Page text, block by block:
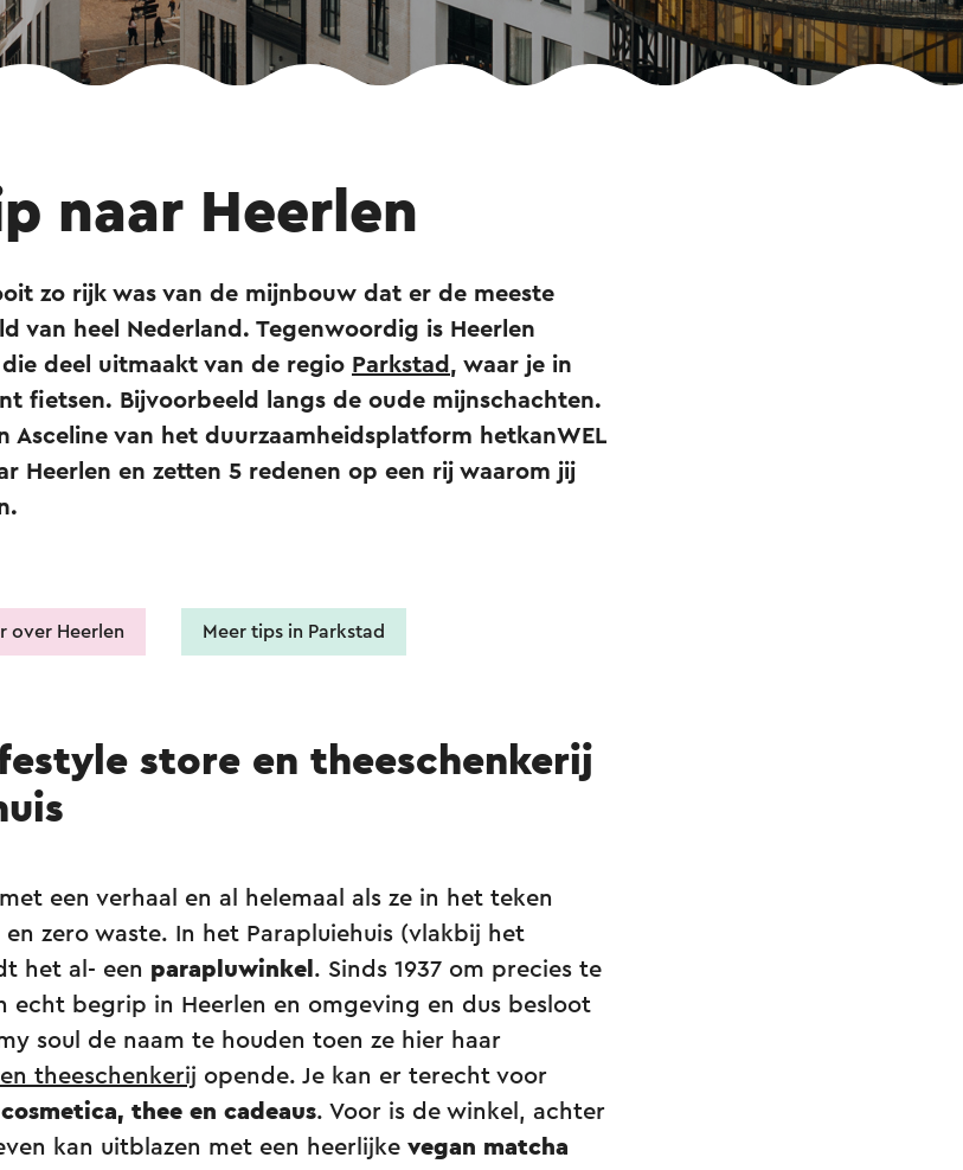
naar Heerlen
zo rijk was van de mijnbouw dat er de meeste
van heel Nederland. Tegenwoordig is Heerlen
deel uitmaakt van de regio Parkstad , waar je in
fietsen. Bijvoorbeeld langs de oude mijnschachten.
Asceline van het duurzaamheidsplatform hetkanWEL
Heerlen en zetten 5 redenen op een rij waarom jij
over Heerlen Meer tips in Parkstad
store en theeschenkerij
een verhaal en al helemaal als ze in het teken
zero waste. In het Parapluiehuis (vlakbij het
het al- een parapluwinkel . Sinds 1937 om precies te
echt begrip in Heerlen en omgeving en dus besloot
soul de naam te houden toen ze hier haar
theeschenkerij opende. Je kan er terecht voor
thee en cadeaus. Voor is de winkel, achter
kan uitblazen met een heerlijke vegan matcha